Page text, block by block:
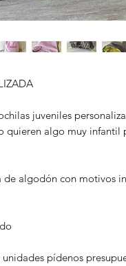
juveniles
quieren algo muy infantil
algodón con motivos
pídenos